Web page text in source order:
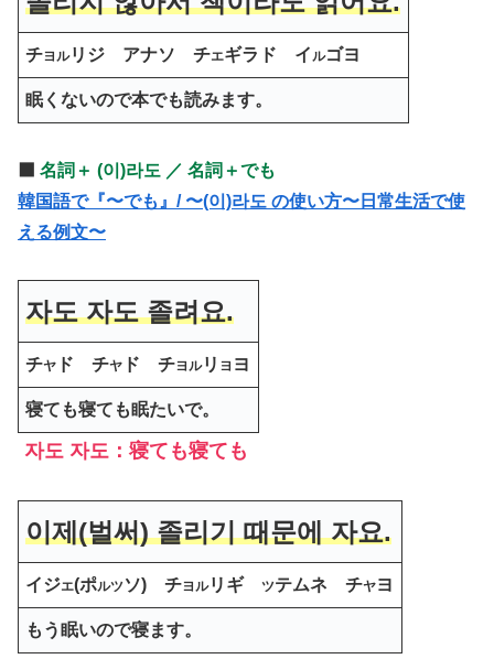
チヨルリジ アナソ チエギラド イルゴヨ
眠くないので本でも読みます。
名詞＋ (이)라도 ／ 名詞＋でも
韓国語で『〜でも』/ 〜(이)라도 の使い方〜日常生活で使
える例文〜
자도 자도 졸려요.
チヤ ド チヤ ド チヨルリ ヨ ヨ
寝ても寝ても眠たいで。
자도 자도：寝ても寝ても
이제(벌써) 졸리기 때문에 자요.
イジエ(ポルツソ) チヨルリギツテムネ チヤヨ
もう眠いので寝ます。